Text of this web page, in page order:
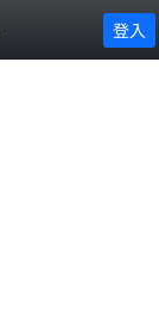
登入